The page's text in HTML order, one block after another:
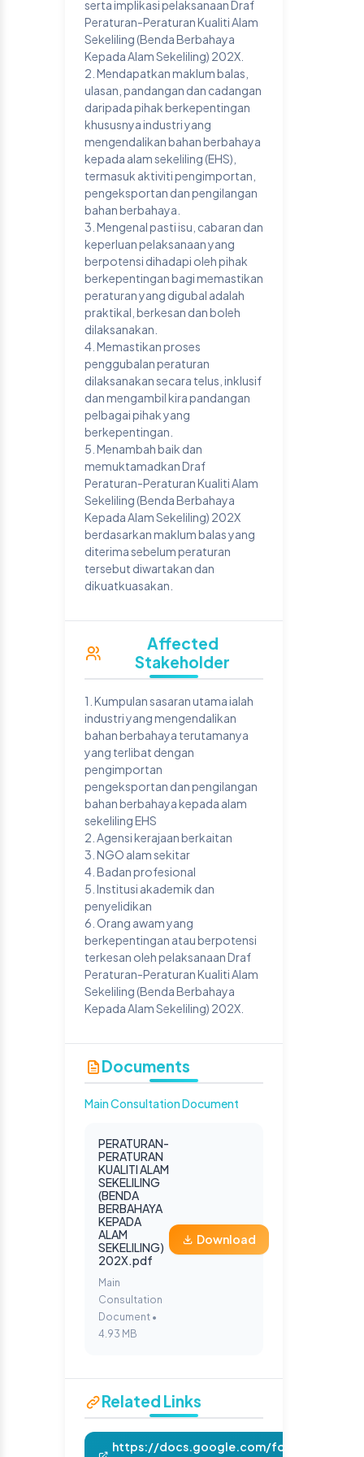
serta implikasi pelaksanaan Draf
Peraturan-Peraturan Kualiti Alam
Sekeliling (Benda Berbahaya
Kepada Alam Sekeliling) 202X.
2. Mendapatkan maklum balas,
ulasan, pandangan dan cadangan
daripada pihak berkepentingan
khususnya industri yang
mengendalikan bahan berbahaya
kepada alam sekeliling (EHS),
termasuk aktiviti pengimportan,
pengeksportan dan pengilangan
bahan berbahaya.
3. Mengenal pasti isu, cabaran dan
keperluan pelaksanaan yang
berpotensi dihadapi oleh pihak
berkepentingan bagi memastikan
peraturan yang digubal adalah
praktikal, berkesan dan boleh
dilaksanakan.
4. Memastikan proses
penggubalan peraturan
dilaksanakan secara telus, inklusif
dan mengambil kira pandangan
pelbagai pihak yang
berkepentingan.
5. Menambah baik dan
memuktamadkan Draf
Peraturan-Peraturan Kualiti Alam
Sekeliling (Benda Berbahaya
Kepada Alam Sekeliling) 202X
berdasarkan maklum balas yang
diterima sebelum peraturan
tersebut diwartakan dan
dikuatkuasakan.
Affected
Stakeholder
1. Kumpulan sasaran utama ialah
industri yang mengendalikan
bahan berbahaya terutamanya
yang terlibat dengan
pengimportan
pengeksportan dan pengilangan
bahan berbahaya kepada alam
sekeliling EHS
2. Agensi kerajaan berkaitan
3. NGO alam sekitar
4. Badan profesional
5. Institusi akademik dan
penyelidikan
6. Orang awam yang
berkepentingan atau berpotensi
terkesan oleh pelaksanaan Draf
Peraturan-Peraturan Kualiti Alam
Sekeliling (Benda Berbahaya
Kepada Alam Sekeliling) 202X.
Documents
Main Consultation Document
PERATURAN-
PERATURAN
KUALITI ALAM
SEKELILING
(BENDA
BERBAHAYA
KEPADA
ALAM
SEKELILING)
202X.pdf
Main
Consultation
Document •
4.93 MB
Download
Related Links
https://docs.google.com/forms/d/e/